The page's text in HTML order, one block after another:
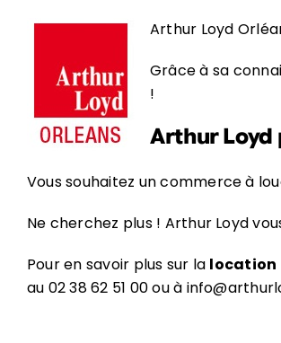
Arthur Loyd
Grâce à sa
!
Arthur Loyd
Vous souhaitez un commerce à
Ne cherchez plus ! Arthur Loyd
Pour en savoir plus sur la location
au 02 38 62 51 00 ou à